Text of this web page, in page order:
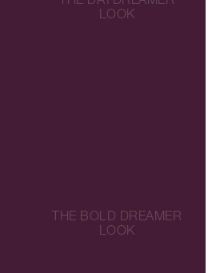
LOOK
THE BOLD DREAMER
LOOK